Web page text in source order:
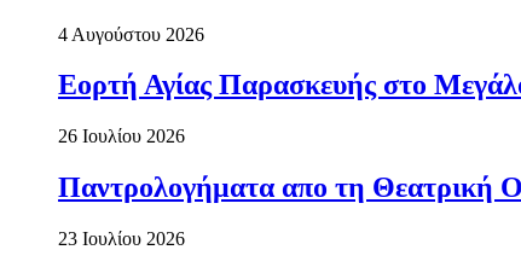
4 Αυγούστου 2026
Εορτή Αγίας Παρασκευής στο
26 Ιουλίου 2026
Παντρολογήματα απο τη Θεατρική
23 Ιουλίου 2026